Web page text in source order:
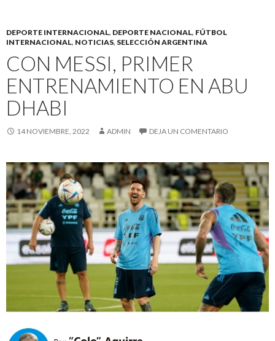
DEPORTE INTERNACIONAL, DEPORTE NACIONAL, FÚTBOL
INTERNACIONAL, NOTICIAS, SELECCIÓN ARGENTINA
CON MESSI, PRIMER
ENTRENAMIENTO EN ABU
DHABI
14 NOVIEMBRE, 2022 ADMIN DEJA UN COMENTARIO